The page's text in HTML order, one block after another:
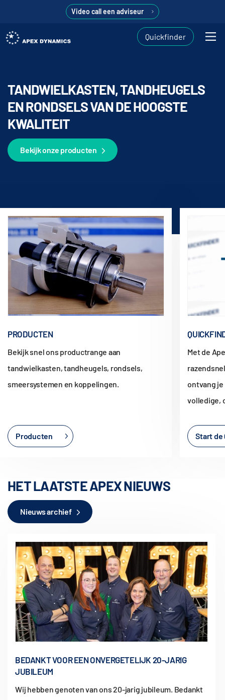
Video call een adviseur
Quickfinder
TANDWIELKASTEN, TANDHEUGELS
EN RONDSELS VAN DE HOOGSTE
KWALITEIT
Bekijk onze producten
PRODUCTEN
Bekijk snel ons productrange aan
tandwielkasten, tandheugels, rondsels,
smeersystemen en koppelingen.
Producten
Met de
ontvang
volledige,
Start de
HET LAATSTE APEX NIEUWS
Nieuws archief
BEDANKT VOOR EEN ONVERGETELIJK 20-JARIG
JUBILEUM
Wij hebben genoten van ons 20-jarig jubileum. Bedankt